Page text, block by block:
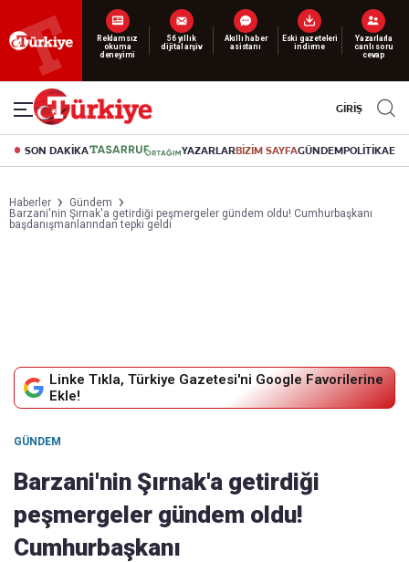
Yeni nesil dijital
abonelik 19 TL’den başlayan fiyatlarla.
GİRİŞ
SON DAKİKA YAZARLARBİZİM SAYFAGÜNDEMPOLİTİKA
Haberler
Gündem
Barzani'nin Şırnak'a getirdiği peşmergeler gündem oldu! Cumhurbaşkanı
başdanışmanlarından tepki geldi
Linke Tıkla, Türkiye Gazetesi'ni Google Favorilerine
Ekle!
GÜNDEM
Barzani'nin Şırnak'a getirdiği
peşmergeler gündem oldu!
Cumhurbaşkanı